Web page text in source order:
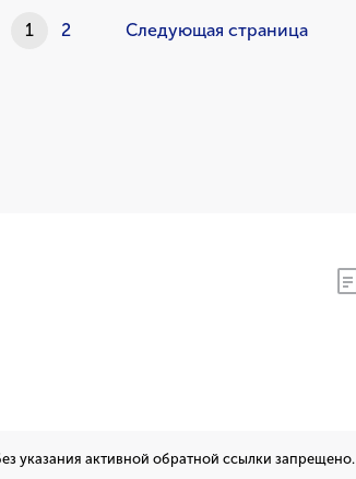
1(current)
2 Следующая страница
указания активной обратной ссылки запрещено.